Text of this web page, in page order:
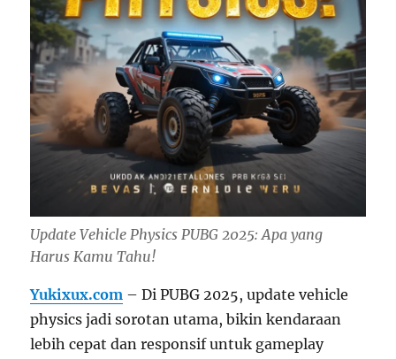
Update Vehicle Physics PUBG 2025: Apa yang
Harus Kamu Tahu!
Yukixux.com – Di PUBG 2025, update vehicle
physics jadi sorotan utama, bikin kendaraan
lebih cepat dan responsif untuk gameplay